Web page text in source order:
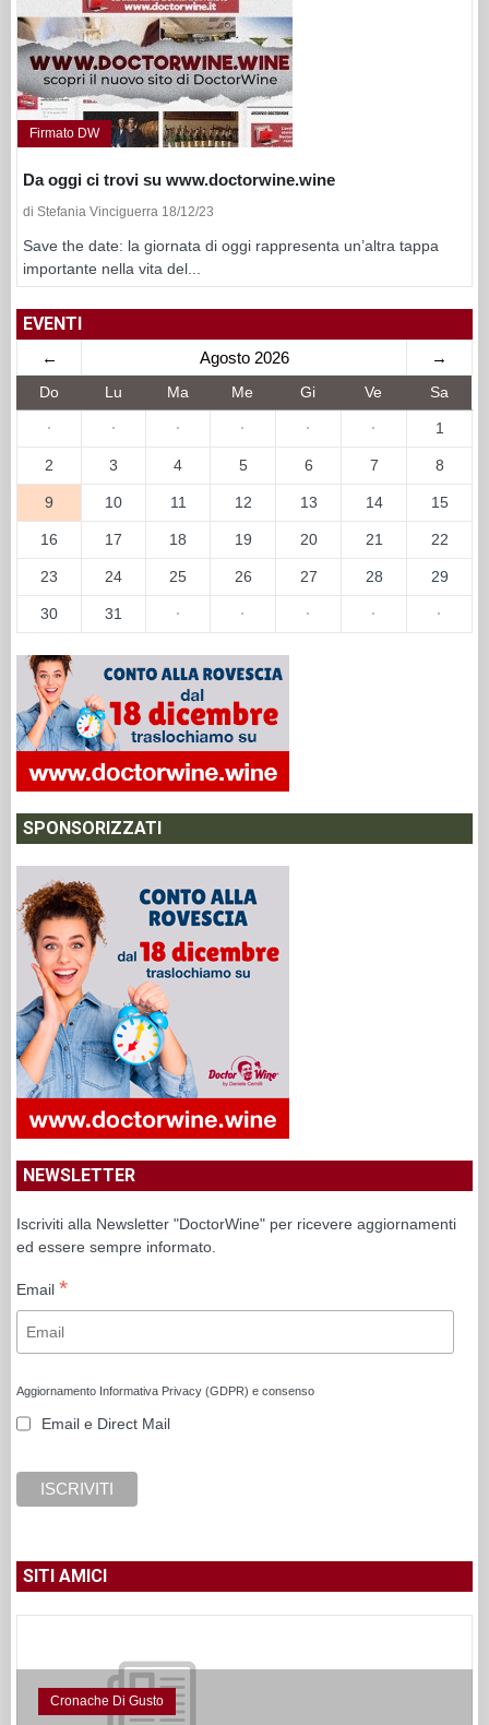
Firmato DW
Da oggi ci trovi su www.doctorwine.wine
di Stefania Vinciguerra 18/12/23
Save the date: la giornata di oggi rappresenta un’altra tappa
importante nella vita del...
EVENTI
← Agosto 2026 →
Do Lu Ma Me Gi Ve Sa
· · · · · · 1
2 3 4 5 6 7 8
9 10 11 12 13 14 15
16 17 18 19 20 21 22
23 24 25 26 27 28 29
30 31 · · · · ·
SPONSORIZZATI
NEWSLETTER
Iscriviti alla Newsletter "DoctorWine" per ricevere aggiornamenti
ed essere sempre informato.
Email *
Aggiornamento Informativa Privacy (GDPR) e consenso
Email e Direct Mail
SITI AMICI
Cronache Di Gusto